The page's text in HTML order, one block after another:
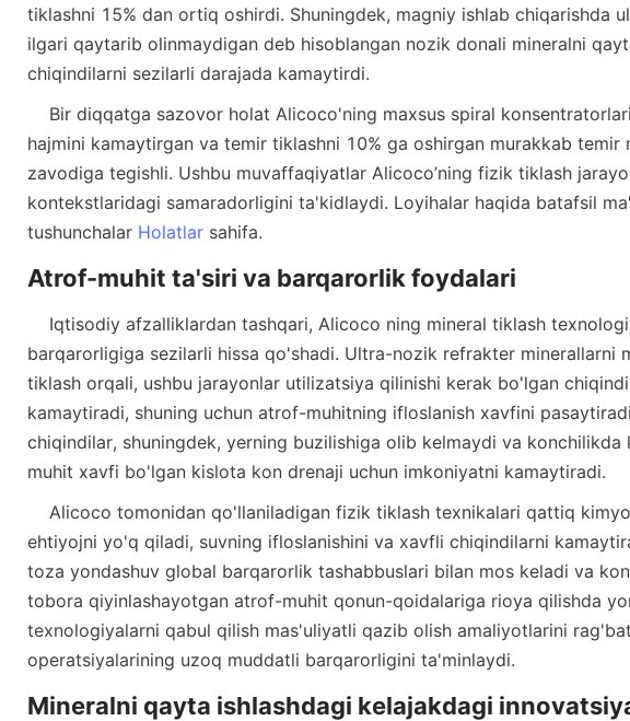
tiklashni 15% dan ortiq oshirdi. Shuningdek, magniy ishlab chiqarishda
ilgari qaytarib olinmaydigan deb hisoblangan nozik donali mineralni
hajmini kamaytirgan va temir tiklashni 10% ga oshirgan murakkab temir
zavodiga tegishli. Ushbu muvaffaqiyatlar Alicoco’ning fizik tiklash
kontekstlaridagi samaradorligini ta'kidlaydi. Loyihalar haqida batafsil
tushunchalar Holatlar
barqarorligiga sezilarli hissa qo'shadi. Ultra-nozik refrakter minerallarni
tiklash orqali, ushbu jarayonlar utilizatsiya qilinishi kerak bo'lgan
kamaytiradi, shuning uchun atrof-muhitning ifloslanish xavfini
chiqindilar, shuningdek, yerning buzilishiga olib kelmaydi va
ehtiyojni yo'q qiladi, suvning ifloslanishini va xavfli chiqindilarni
toza yondashuv global barqarorlik tashabbuslari bilan mos keladi va
tobora qiyinlashayotgan atrof-muhit qonun-qoidalariga rioya qilishda
texnologiyalarni qabul qilish mas'uliyatli qazib olish amaliyotlarini